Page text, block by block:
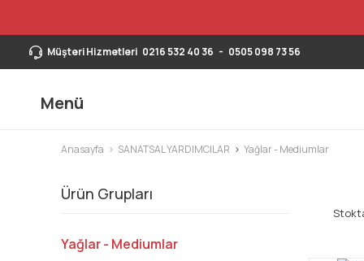
Müşteri Hizmetleri 0216 532 40 36 - 0505 098 73 56
Menü
Anasayfa SANATSAL YARDIMCILAR Yağlar - Mediumlar
Ürün Grupları
Yağlar - Mediumlar